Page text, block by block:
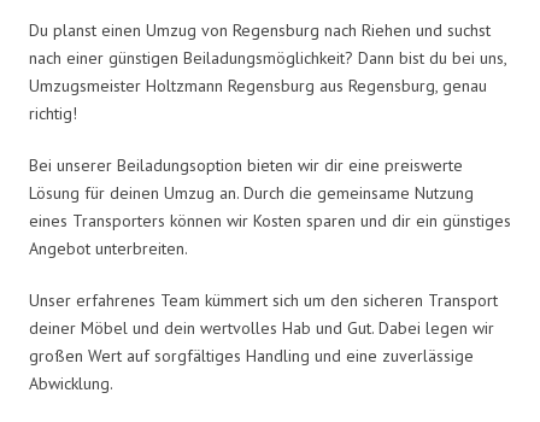
Du planst einen Umzug von Regensburg nach Riehen und suchst
nach einer günstigen Beiladungsmöglichkeit? Dann bist du bei uns,
Umzugsmeister Holtzmann Regensburg aus Regensburg, genau
richtig!
Bei unserer Beiladungsoption bieten wir dir eine preiswerte
Lösung für deinen Umzug an. Durch die gemeinsame Nutzung
eines Transporters können wir Kosten sparen und dir ein günstiges
Angebot unterbreiten.
Unser erfahrenes Team kümmert sich um den sicheren Transport
deiner Möbel und dein wertvolles Hab und Gut. Dabei legen wir
großen Wert auf sorgfältiges Handling und eine zuverlässige
Abwicklung.